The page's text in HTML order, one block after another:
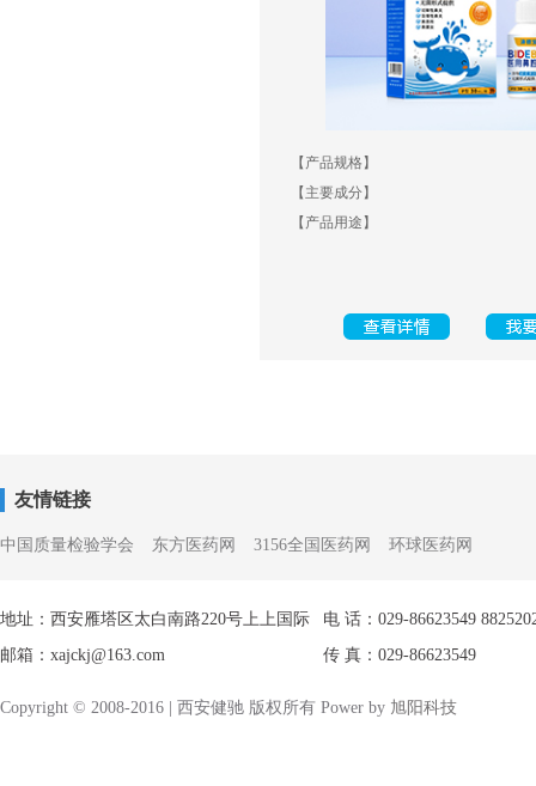
【产品规格】
【主要成分】
【产品用途】
友情链接
中国质量检验学会 东方医药网 3156全国医药网 环球医药网
地址：西安雁塔区太白南路220号上上国际
电 话：029-86623549
邮箱：xajckj@163.com
传 真：029-86623549
Copyright © 2008-2016 | 西安健驰 版权所有 Power by 旭阳科技